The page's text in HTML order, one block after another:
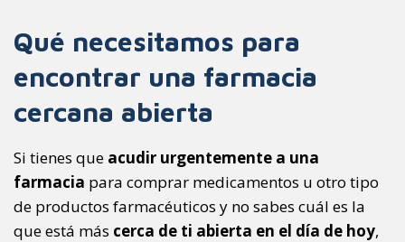
Qué necesitamos para
encontrar una farmacia
cercana abierta
Si tienes que acudir urgentemente a una
farmacia para comprar medicamentos u otro tipo
de productos farmacéuticos y no sabes cuál es la
que está más cerca de ti abierta en el día de hoy,